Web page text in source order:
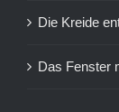
Die Kreide
Das Fenster